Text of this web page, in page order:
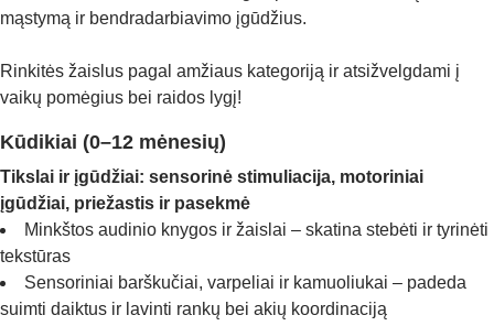
mąstymą ir bendradarbiavimo įgūdžius.
Rinkitės žaislus pagal amžiaus kategoriją ir atsižvelgdami į
vaikų pomėgius bei raidos lygį!
Kūdikiai (0–12 mėnesių)
Tikslai ir įgūdžiai: sensorinė stimuliacija, motoriniai
įgūdžiai, priežastis ir pasekmė
Minkštos audinio knygos ir žaislai – skatina stebėti ir tyrinėti
tekstūras
Sensoriniai barškučiai, varpeliai ir kamuoliukai – padeda
suimti daiktus ir lavinti rankų bei akių koordinaciją